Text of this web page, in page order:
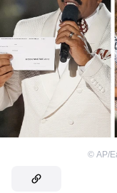
© AP/